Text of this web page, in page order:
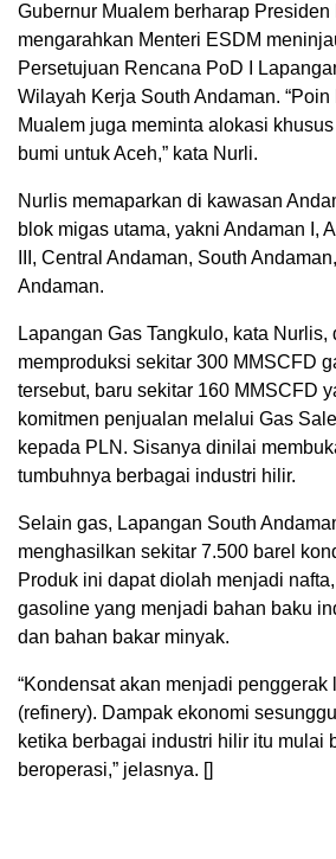
Gubernur Mualem berharap
mengarahkan Menteri ESDM
Persetujuan Rencana PoD I
Wilayah Kerja South Andaman.
Mualem juga meminta alokasi
bumi untuk Aceh,” kata Nurli.
Nurlis memaparkan di kawasan
blok migas utama, yakni Andaman I,
III, Central Andaman, South
Andaman.
Lapangan Gas Tangkulo, kata Nurlis,
memproduksi sekitar 300 MMSCFD
tersebut, baru sekitar 160 MMSCFD
komitmen penjualan melalui Gas
kepada PLN. Sisanya dinilai
tumbuhnya berbagai industri hilir.
Selain gas, Lapangan South
menghasilkan sekitar 7.500 barel
Produk ini dapat diolah menjadi
gasoline yang menjadi bahan baku
dan bahan bakar minyak.
“Kondensat akan menjadi penggerak
(refinery). Dampak ekonomi
ketika berbagai industri hilir itu mulai
beroperasi,” jelasnya. []